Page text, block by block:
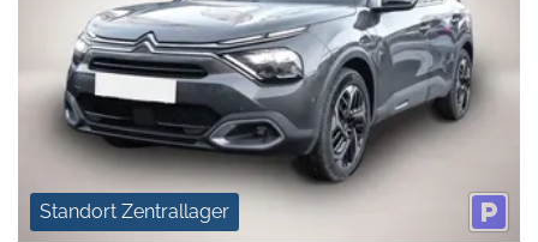
Standort Zentrallager